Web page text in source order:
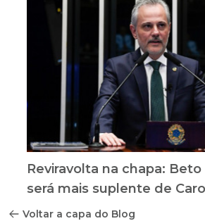
Reviravolta na chapa:
será mais suplente de
Voltar a capa do Blog